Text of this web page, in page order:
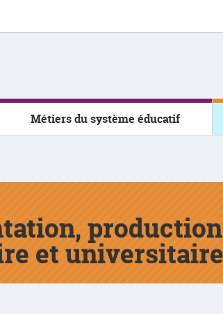
Métiers du système éducatif
et universitaire